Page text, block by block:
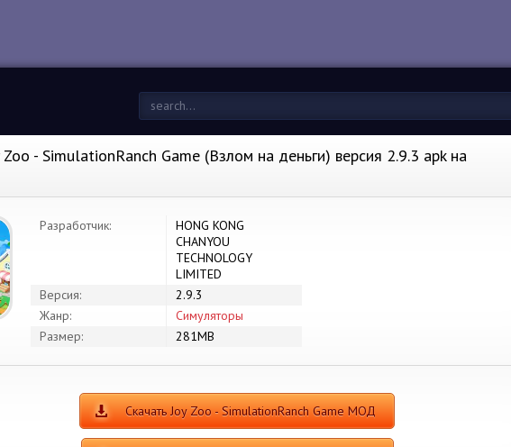
Zoo - SimulationRanch Game (Взлом на деньги) версия 2.9.3 apk на
Разработчик:
HONG KONG
CHANYOU
TECHNOLOGY
LIMITED
Версия:
2.9.3
Жанр:
Симуляторы
Размер:
281MB
Скачать Joy Zoo - SimulationRanch Game МОД